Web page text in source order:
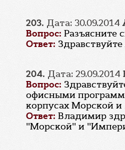
203. Дата: 30.09.2014
Вопрос: Разъясните
Ответ:
204. Дата: 29.09.2014
Вопрос:
офисными
корпусах Морской и
Ответ: Владимир
"Морской" и